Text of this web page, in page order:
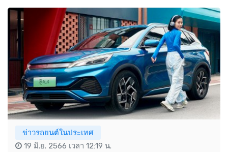
ข่าวรถยนต์ในประเทศ
19 มิ.ย. 2566 เวลา 12:19 น.